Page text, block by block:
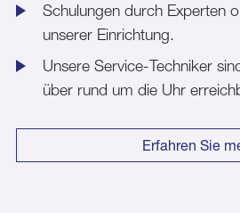
Schulungen durch Experten
unserer Einrichtung.
Unsere Service-Techniker
über rund um die Uhr
Erfahren Sie